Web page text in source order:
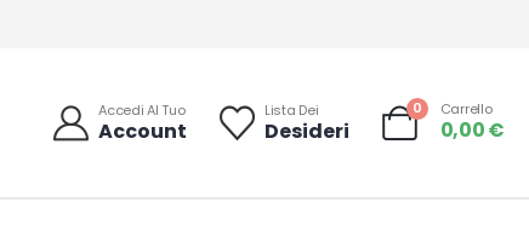
Accedi Al Tuo
Account
Lista Dei
Desideri
0 Carrello
0,00€